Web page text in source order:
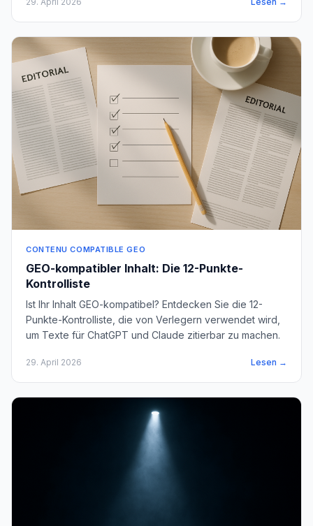
CONTENU COMPATIBLE GEO
GEO-kompatibler Inhalt: Die 12-Punkte-
Kontrolliste
Ist Ihr Inhalt GEO-kompatibel? Entdecken Sie die 12-
Punkte-Kontrolliste, die von Verlegern verwendet wird,
um Texte für ChatGPT und Claude zitierbar zu machen.
29. April 2026 Lesen →